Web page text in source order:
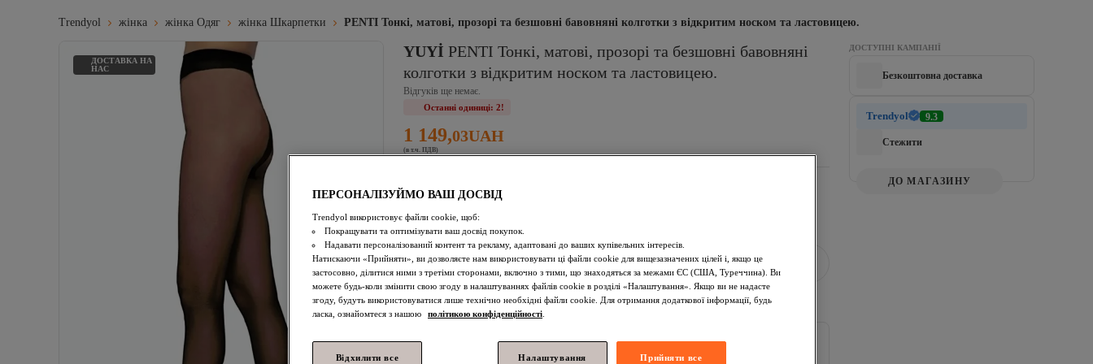
Trendyol жінка жінка Одяг жінка Шкарпетки PENTI Тонкі, матові, прозорі та безшовні бавовняні колготки з відкритим носком та ластовицею.
ДОСТАВКА НА
НАС
YUYİ PENTI Тонкі, матові, прозорі та безшовні бавовняні
колготки з відкритим носком та ластовицею.
Відгуків ще немає.
Останні одиниці: 2!
1 149,03UAH
(в т.ч. ПДВ)
Розмір: XL
M
Додати в кошик
Останні одиниці: 2
Додано до кошика
Безкоштовне відправлення та доставка
ДОСТУПНІ КАМПАНІЇ
Безкоштовна доставка
Trendyol 9.3
Стежити
ДО МАГАЗИНУ
ПЕРСОНАЛІЗУЙМО ВАШ ДОСВІД
Trendyol використовує файли cookie, щоб:
Покращувати та оптимізувати ваш досвід покупок.
Надавати персоналізований контент та рекламу, адаптовані до ваших купівельних інтересів.
Натискаючи «Прийняти», ви дозволяєте нам використовувати ці файли cookie для вищезазначених цілей і, якщо це
застосовно, ділитися ними з третіми сторонами, включно з тими, що знаходяться за межами ЄС (США, Туреччина). Ви
можете будь-коли змінити свою згоду в налаштуваннях файлів cookie в розділі «Налаштування». Якщо ви не надасте
згоду, будуть використовуватися лише технічно необхідні файли cookie. Для отримання додаткової інформації, будь
ласка, ознайомтеся з нашою
політикою конфіденційності
Відхилити все Налаштування Прийняти все